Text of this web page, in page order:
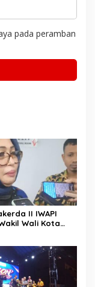
pada peramban
II IWAPI
Wali Kota
Perempuan